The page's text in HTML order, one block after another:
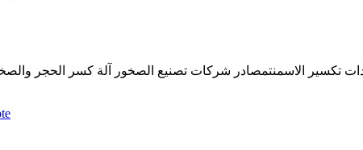
تكسير الاسمنتمصادر شركات تصنيع الصخور آلة كسر الحجر